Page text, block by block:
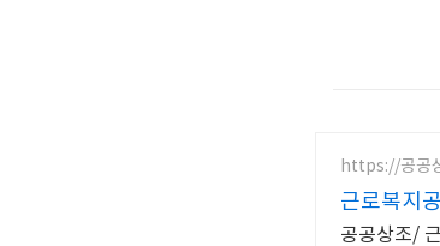
https://공공
근로복지
공공상조/